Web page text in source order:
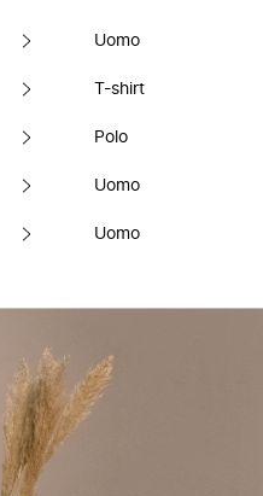
Uomo
T-shirt
Polo
Uomo
Uomo